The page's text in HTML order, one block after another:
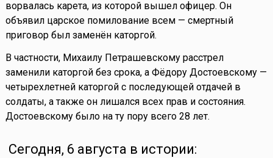
ворвалась карета, из которой вышел офицер. Он
объявил царское помилование всем — смертный
приговор был заменён каторгой.
В частности, Михаилу Петрашевскому расстрел
заменили каторгой без срока, а Фёдору Достоевскому —
четырехлетней каторгой с последующей отдачей в
солдаты, а также он лишался всех прав и состояния.
Достоевскому было на ту пору всего 28 лет.
Сегодня, 6 августа в истории: